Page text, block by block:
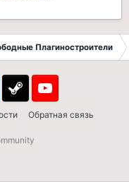
Плагиностроители
Обратная связь
Steam Youtube